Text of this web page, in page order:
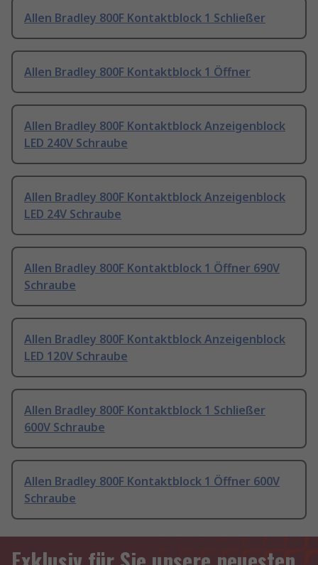
Allen Bradley 800F Kontaktblock 1 Schließer
Allen Bradley 800F Kontaktblock 1 Öffner
Allen Bradley 800F Kontaktblock Anzeigenblock
LED 240V Schraube
Allen Bradley 800F Kontaktblock Anzeigenblock
LED 24V Schraube
Allen Bradley 800F Kontaktblock 1 Öffner 690V
Schraube
Allen Bradley 800F Kontaktblock Anzeigenblock
LED 120V Schraube
Allen Bradley 800F Kontaktblock 1 Schließer
600V Schraube
Allen Bradley 800F Kontaktblock 1 Öffner 600V
Schraube